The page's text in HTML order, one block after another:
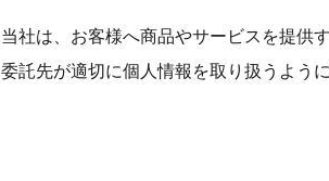
当社は、お客様へ商品やサービスを提供
委託先が適切に個人情報を取り扱うよう